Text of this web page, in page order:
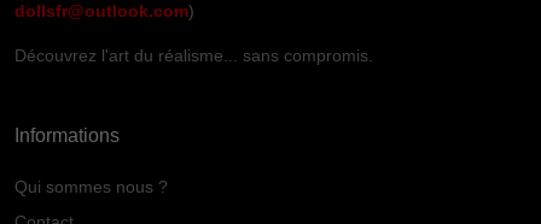
dollsfr@outlook.com)
Découvrez l'art du réalisme... sans compromis.
Informations
Qui sommes nous ?